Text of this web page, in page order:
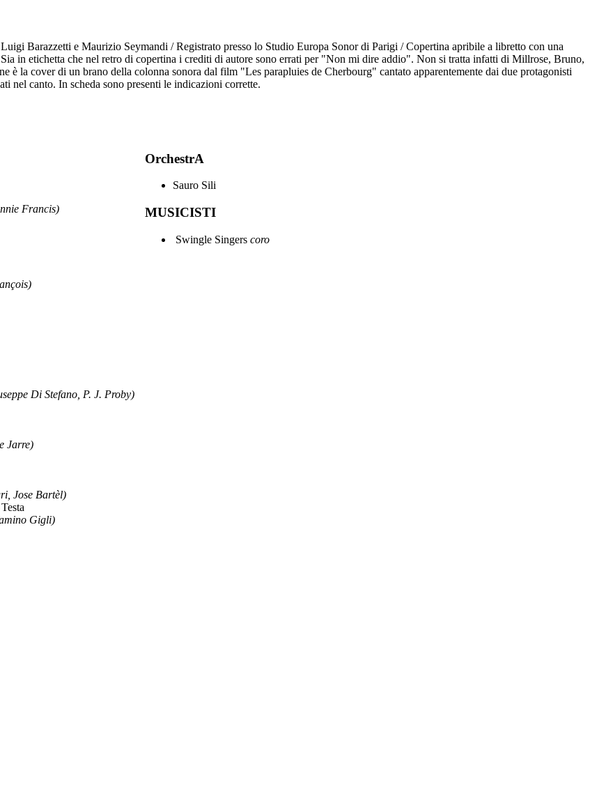
Barazzetti e Maurizio Seymandi / Registrato presso lo Studio Europa Sonor di Parigi / Copertina apribile a libretto con una
in etichetta che nel retro di copertina i crediti di autore sono errati per "Non mi dire addio". Non si tratta infatti di Millrose, Bruno,
è la cover di un brano della colonna sonora dal film "Les parapluies de Cherbourg" cantato apparentemente dai due protagonisti
nel canto. In scheda sono presenti le indicazioni corrette.
Francis)
Di Stefano, P. J. Proby)
Jarre)
Jose Bartèl)
Gigli)
OrchestrA
Sauro Sili
MUSICISTI
Swingle Singers coro